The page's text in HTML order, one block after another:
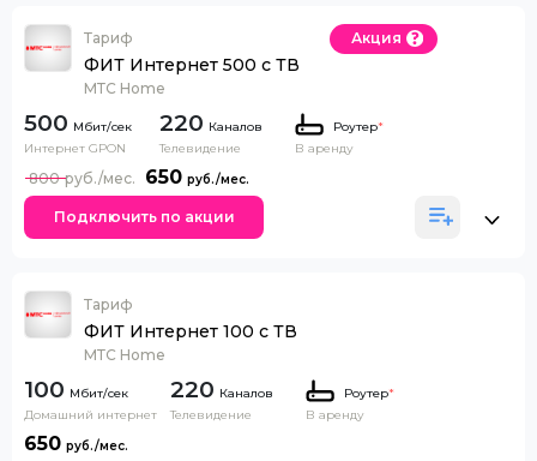
Тариф
ФИТ Интернет 500 с ТВ
МТС Home
Акция
500
Интернет GPON
220 Каналов
Телевидение
Роутер*
В аренду
650
800
Подключить по акции
Тариф
ФИТ Интернет 100 с ТВ
МТС Home
100
Домашний интернет
220 Каналов
Телевидение
Роутер*
В аренду
650